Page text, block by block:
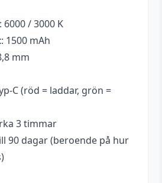
: 6000 / 3000 K
: 1500 mAh
mm
C (röd = laddar, grön =
3 timmar
90 dagar (beroende på hur